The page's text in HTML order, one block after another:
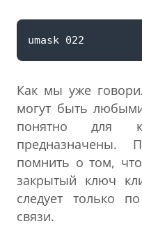
Как мы уже
могут быть
понятно для
предназначены.
помнить о том,
закрытый ключ
следует только
связи.